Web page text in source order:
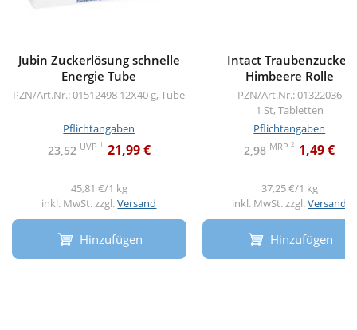
Jubin Zuckerlösung schnelle
Energie Tube
PZN/Art.Nr.: 01512498 12X40 g, Tube
Pflichtangaben
23,52 UVP 1 21,99 €
45,81 €/1 kg
inkl. MwSt. zzgl.Versand
Hinzufügen
Intact Traubenzucker
Himbeere Rolle
PZN/Art.Nr.: 01322036
1 St, Tabletten
Pflichtangaben
2,98 MRP2 1,49 €
37,25 €/1 kg
inkl. MwSt. zzgl.Versand
Hinzufügen